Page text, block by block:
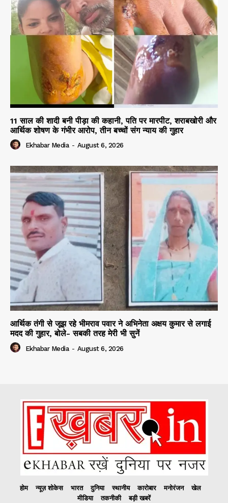
11 साल की शादी बनी पीड़ा की कहानी, पति पर मारपीट, शराबखोरी और
आर्थिक शोषण के गंभीर आरोप, तीन बच्चों संग न्याय की गुहार
Ekhabar Media - August 6, 2026
आर्थिक तंगी से जूझ रहे भीमराव पवार ने अभिनेता अक्षय कुमार से लगाई
मदद की गुहार, बोले- सबकी तरह मेरी भी सुनें
Ekhabar Media - August 6, 2026
होम न्यूज़ शोकेस भारत दुनिया स्थानीय कारोबार मनोरंजन
खेल
मीडिया
तकनीकी बड़ी खबरें